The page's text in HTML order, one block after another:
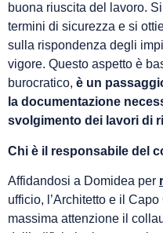
buona riuscita del lavoro.
termini di sicurezza e si
sulla rispondenza degli
vigore. Questo aspetto è
burocratico, è un
la documentazione
svolgimento dei lavori di
Chi è il responsabile del
Affidandosi a Domidea per
ufficio, l’Architetto e il
massima attenzione il